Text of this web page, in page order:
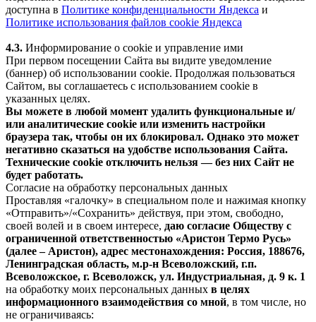
доступна в Политике конфиденциальности Яндекса и
Политике использования файлов cookie Яндекса
4.3. Информирование о cookie и управление ими
При первом посещении Сайта вы видите уведомление
(баннер) об использовании cookie. Продолжая пользоваться
Сайтом, вы соглашаетесь с использованием cookie в
указанных целях.
Вы можете в любой момент удалить функциональные и/
или аналитические cookie или изменить настройки
браузера так, чтобы он их блокировал. Однако это может
негативно сказаться на удобстве использования Сайта.
Технические cookie отключить нельзя — без них Сайт не
будет работать.
Согласие на обработку персональных данных
Проставляя «галочку» в специальном поле и нажимая кнопку
«Отправить»/«Сохранить» действуя, при этом, свободно,
своей волей и в своем интересе, даю согласие Обществу с
ограниченной ответственностью «Аристон Термо Русь»
(далее – Аристон), адрес местонахождения: Россия, 188676,
Ленинградская область, м.р-н Всеволожский, г.п.
Всеволожское, г. Всеволожск, ул. Индустриальная, д. 9 к. 1
на обработку моих персональных данных в целях
информационного взаимодействия со мной, в том числе, но
не ограничиваясь: